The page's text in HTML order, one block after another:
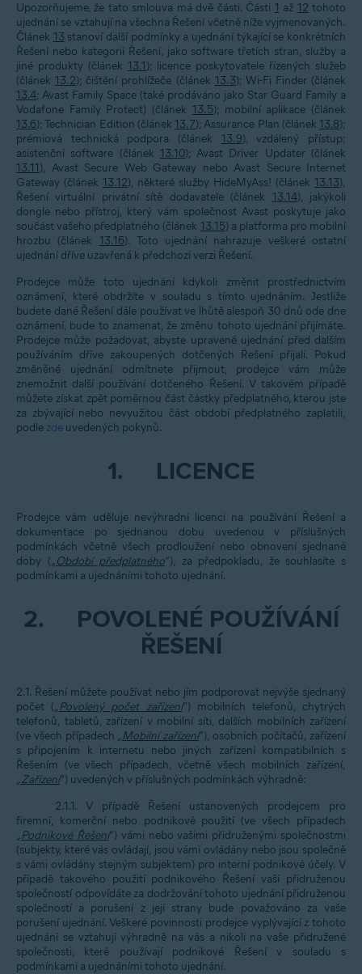
Upozorňujeme, že tato smlouva má dvě části. Části 1 až 12 tohoto
ujednání se vztahují na všechna Řešení včetně níže vyjmenovaných.
Článek 13 stanoví další podmínky a ujednání týkající se konkrétních
Řešení nebo kategorií Řešení, jako software třetích stran, služby a
jiné produkty (článek 13.1); licence poskytovatele řízených služeb
(článek 13.2); čištění prohlížeče (článek 13.3); Wi-Fi Finder (článek
13.4; Avast Family Space (také prodáváno jako Star Guard Family a
Vodafone Family Protect) (článek 13.5); mobilní aplikace (článek
13.6); Technician Edition (článek 13.7); Assurance Plan (článek 13.8);
prémiová technická podpora (článek 13.9), vzdálený přístup;
asistenční software (článek 13.10); Avast Driver Updater (článek
13.11), Avast Secure Web Gateway nebo Avast Secure Internet
Gateway (článek 13.12), některé služby HideMyAss! (článek 13.13),
Řešení virtuální privátní sítě dodavatele (článek 13.14), jakýkoli
dongle nebo přístroj, který vám společnost Avast poskytuje jako
součást vašeho předplatného (článek 13.15) a platforma pro mobilní
hrozbu (článek 13.16). Toto ujednání nahrazuje veškeré ostatní
ujednání dříve uzavřená k předchozí verzi Řešení.
Prodejce může toto ujednání kdykoli změnit prostřednictvím
oznámení, které obdržíte v souladu s tímto ujednáním. Jestliže
budete dané Řešení dále používat ve lhůtě alespoň 30 dnů ode dne
oznámení, bude to znamenat, že změnu tohoto ujednání přijímáte.
Prodejce může požadovat, abyste upravené ujednání před dalším
používáním dříve zakoupených dotčených Řešení přijali. Pokud
změněné ujednání odmítnete přijmout, prodejce vám může
znemožnit další používání dotčeného Řešení. V takovém případě
můžete získat zpět poměrnou část částky předplatného, kterou jste
za zbývající nebo nevyužitou část období předplatného zaplatili,
podle zde uvedených pokynů.
1. LICENCE
Prodejce vám uděluje nevýhradní licenci na používání Řešení a
dokumentace po sjednanou dobu uvedenou v příslušných
podmínkách včetně všech prodloužení nebo obnovení sjednané
doby („Období předplatného“), za předpokladu, že souhlasíte s
podmínkami a ujednáními tohoto ujednání.
2.
POVOLENÉ POUŽÍVÁNÍ
ŘEŠENÍ
2.1. Řešení můžete používat nebo jím podporovat nejvýše sjednaný
počet („Povolený počet zařízení“) mobilních telefonů, chytrých
telefonů, tabletů, zařízení v mobilní síti, dalších mobilních zařízení
(ve všech případech „Mobilní zařízení“), osobních počítačů, zařízení
s připojením k internetu nebo jiných zařízení kompatibilních s
Řešením (ve všech případech, včetně všech mobilních zařízení,
„Zařízení“) uvedených v příslušných podmínkách výhradně:
2.1.1. V případě Řešení ustanovených prodejcem pro
firemní, komerční nebo podnikové použití (ve všech případech
„Podnikové Řešení”) vámi nebo vašimi přidruženými společnostmi
(subjekty, které vás ovládají, jsou vámi ovládány nebo jsou společně
s vámi ovládány stejným subjektem) pro interní podnikové účely. V
případě takového použití podnikového Řešení vaší přidruženou
společností odpovídáte za dodržování tohoto ujednání přidruženou
společností a porušení z její strany bude považováno za vaše
porušení ujednání. Veškeré povinnosti prodejce vyplývající z tohoto
ujednání se vztahují výhradně na vás a nikoli na vaše přidružené
společnosti, které používají podnikové Řešení v souladu s
podmínkami a ujednáními tohoto ujednání.